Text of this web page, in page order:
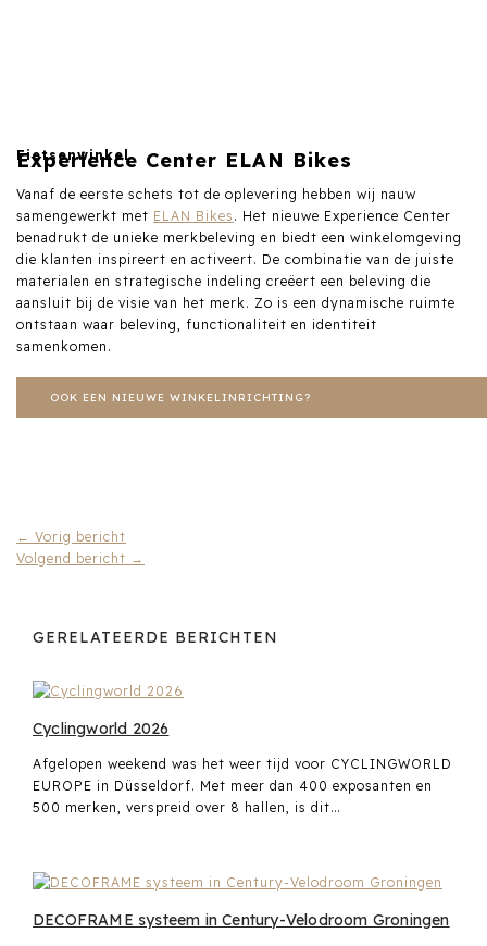
Experience Center ELAN Bikes
Fietsenwinkel
Vanaf de eerste schets tot de oplevering hebben wij nauw
samengewerkt met ELAN Bikes . Het nieuwe Experience Center
benadrukt de unieke merkbeleving en biedt een winkelomgeving
die klanten inspireert en activeert. De combinatie van de juiste
materialen en strategische indeling creëert een beleving die
aansluit bij de visie van het merk. Zo is een dynamische ruimte
ontstaan waar beleving, functionaliteit en identiteit
samenkomen.
OOK EEN NIEUWE WINKELINRICHTING?
← Vorig bericht
Volgend bericht →
GERELATEERDE BERICHTEN
Cyclingworld 2026
Afgelopen weekend was het weer tijd voor CYCLINGWORLD
EUROPE in Düsseldorf. Met meer dan 400 exposanten en
500 merken, verspreid over 8 hallen, is dit…
DECOFRAME systeem in Century-Velodroom Groningen